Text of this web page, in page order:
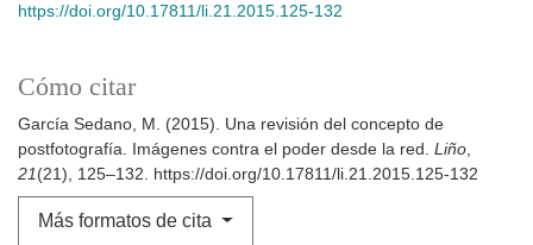
Cómo citar
García Sedano, M. (2015). Una revisión del concepto de
postfotografía. Imágenes contra el poder desde la red. Liño,
21(21), 125–132. https://doi.org/10.17811/li.21.2015.125-132
Más formatos de cita
https://doi.org/10.17811/li.21.2015.125-132